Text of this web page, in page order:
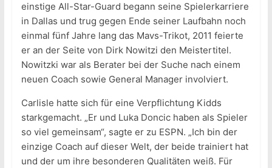
einstige All-Star-Guard begann seine Spielerkarriere
in Dallas und trug gegen Ende seiner Laufbahn noch
einmal fünf Jahre lang das Mavs-Trikot, 2011 feierte
er an der Seite von Dirk Nowitzi den Meistertitel.
Nowitzki war als Berater bei der Suche nach einem
neuen Coach sowie General Manager involviert.
Carlisle hatte sich für eine Verpflichtung Kidds
starkgemacht. „Er und Luka Doncic haben als Spieler
so viel gemeinsam“, sagte er zu ESPN. „Ich bin der
einzige Coach auf dieser Welt, der beide trainiert hat
und der um ihre besonderen Qualitäten weiß. Für